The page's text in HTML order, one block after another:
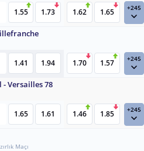
1.55 1.73 1.62 1.65 +245
1.41 1.94 1.70 1.57 +245
- Versailles 78
1.65 1.61 1.46 1.85 +245
Maçı